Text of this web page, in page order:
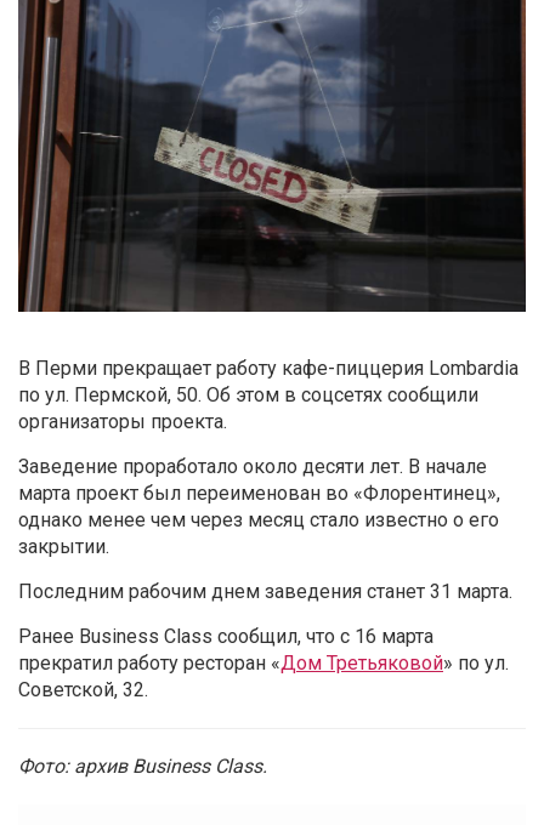
В Перми прекращает работу кафе-пиццерия Lombardia
по ул. Пермской, 50. Об этом в соцсетях сообщили
организаторы проекта.
Заведение проработало около десяти лет. В начале
марта проект был переименован во «Флорентинец»,
однако менее чем через месяц стало известно о его
закрытии.
Последним рабочим днем заведения станет 31 марта.
Ранее Business Class сообщил, что с 16 марта
прекратил работу ресторан «Дом Третьяковой» по ул.
Советской, 32.
Фото: архив Business Class.